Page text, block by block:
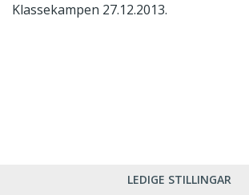
Klassekampen 27.12.2013.
LEDIGE STILLINGAR